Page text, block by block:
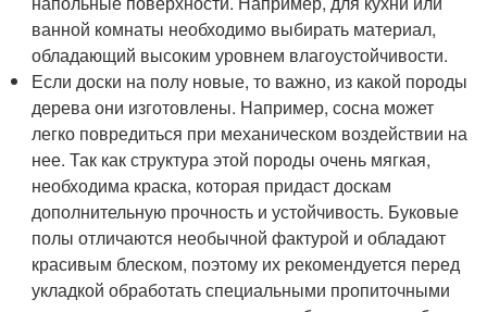
ванной комнаты необходимо выбирать материал,
обладающий высоким уровнем влагоустойчивости.
Если доски на полу новые, то важно, из какой породы
дерева они изготовлены. Например, сосна может
легко повредиться при механическом воздействии на
нее. Так как структура этой породы очень мягкая,
необходима краска, которая придаст доскам
дополнительную прочность и устойчивость. Буковые
полы отличаются необычной фактурой и обладают
красивым блеском, поэтому их рекомендуется перед
укладкой обработать специальными пропиточными